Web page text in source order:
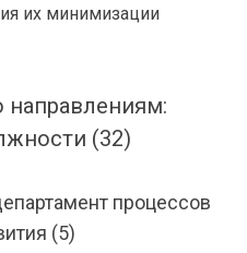
их минимизации
(32)
процессов
(5)